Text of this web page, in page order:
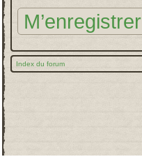
M’enregistrer
Index du forum